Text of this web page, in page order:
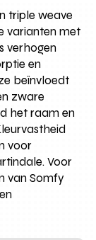
triple weave
varianten met
verhogen
en
beïnvloedt
zware
het raam en
voor
Voor
van Somfy